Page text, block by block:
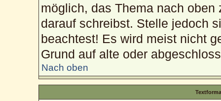
möglich, das Thema nach
darauf schreibst. Stelle jedoch
beachtest! Es wird meist nicht
Grund auf alte oder
Nach oben